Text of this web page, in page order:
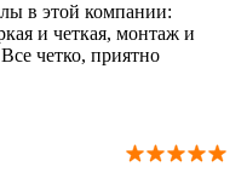
в этой компании:
и четкая, монтаж и
четко, приятно